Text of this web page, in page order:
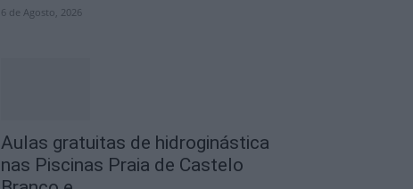
6 de Agosto, 2026
Aulas gratuitas de hidroginástica
nas Piscinas Praia de Castelo